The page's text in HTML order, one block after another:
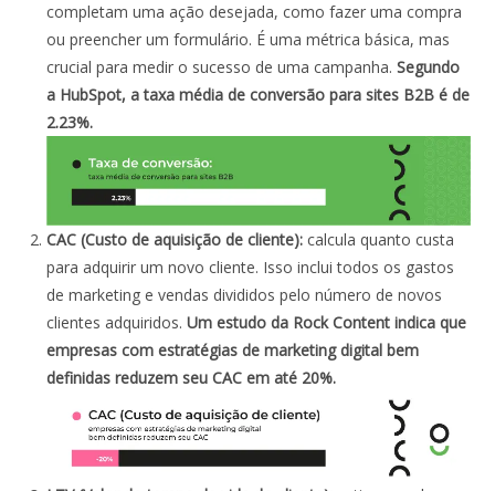
completam uma ação desejada, como fazer uma compra
ou preencher um formulário. É uma métrica básica, mas
crucial para medir o sucesso de uma campanha.Segundo
a HubSpot, a taxa média de conversão para sites B2B é de
2.23%.
CAC (Custo de aquisição de cliente): calcula quanto custa
para adquirir um novo cliente. Isso inclui todos os gastos
de marketing e vendas divididos pelo número de novos
clientes adquiridos.Um estudo da Rock Content indica que
empresas com estratégias de marketing digital bem
definidas reduzem seu CAC em até 20%.